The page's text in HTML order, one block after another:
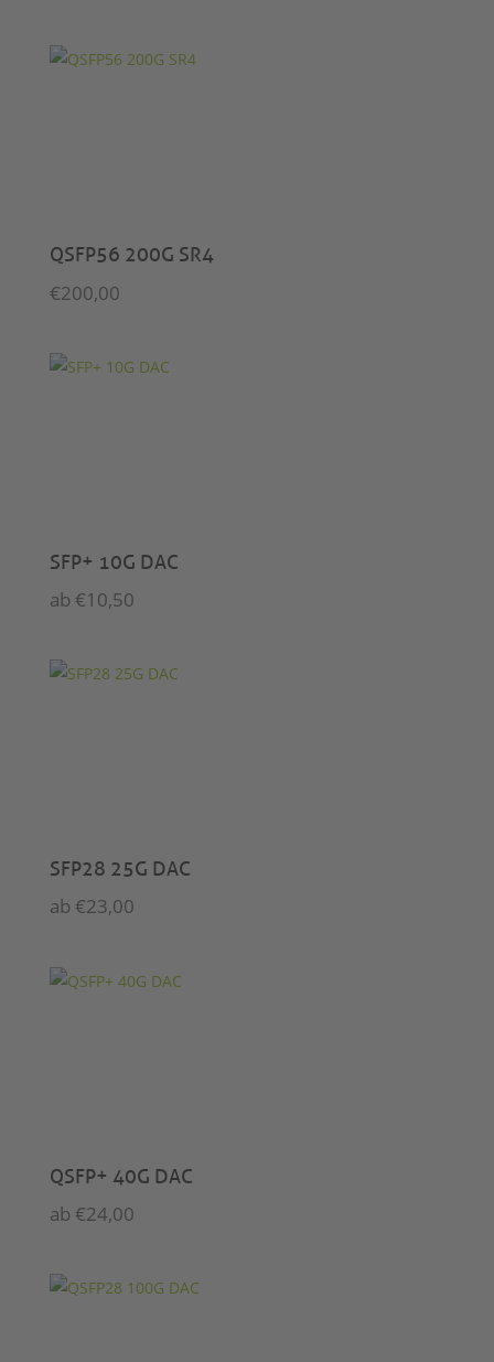
QSFP56 200G SR4
€200,00
SFP+ 10G DAC
ab €10,50
SFP28 25G DAC
ab €23,00
QSFP+ 40G DAC
ab €24,00